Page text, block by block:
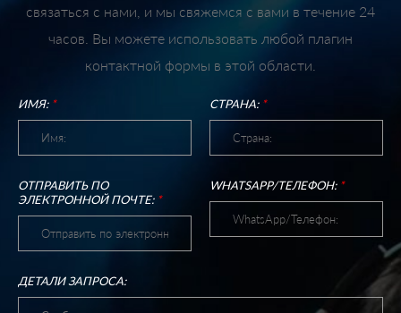
связаться с нами, и мы свяжемся с вами в течение 24
часов. Вы можете использовать любой плагин
контактной формы в этой области.
ИМЯ: * СТРАНА: *
ОТПРАВИТЬ ПО
ЭЛЕКТРОННОЙ ПОЧТЕ: *
WHATSAPP/ТЕЛЕФОН: *
ДЕТАЛИ ЗАПРОСА: